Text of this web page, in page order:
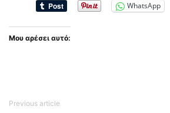
WhatsApp
Μου αρέσει αυτό:
Previous article